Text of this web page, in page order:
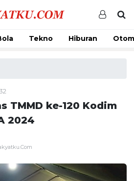
Tekno Hiburan
TMMD ke-120 Kodim
2024